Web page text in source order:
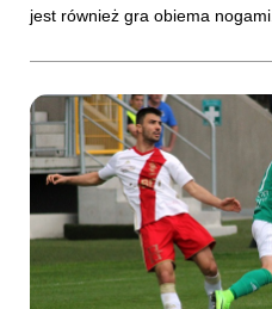
jest również gra obiema nogami.